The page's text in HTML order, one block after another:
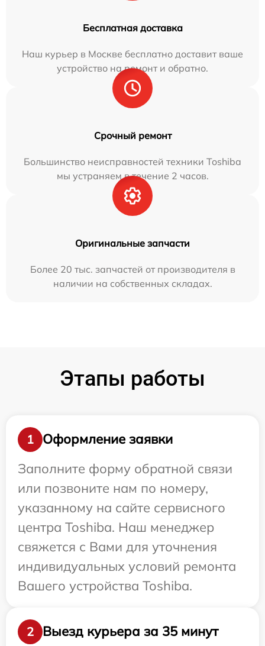
Бесплатная доставка
Наш курьер в Москве бесплатно доставит ваше
устройство на ремонт и обратно.
Срочный ремонт
Большинство неисправностей техники Toshiba
мы устраняем в течение 2 часов.
Оригинальные запчасти
Более 20 тыс. запчастей от производителя в
наличии на собственных складах.
Этапы работы
1
Оформление заявки
Заполните форму обратной связи
или позвоните нам по номеру,
указанному на сайте сервисного
центра Toshiba. Наш менеджер
свяжется с Вами для уточнения
индивидуальных условий ремонта
Вашего устройства Toshiba.
2
Выезд курьера за 35 минут